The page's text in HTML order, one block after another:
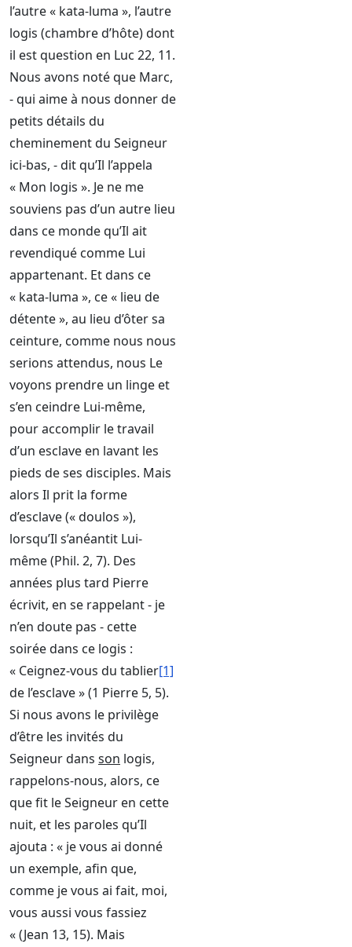
l’autre « kata-luma », l’autre
logis (chambre d’hôte) dont
il est question en Luc 22, 11.
Nous avons noté que Marc,
- qui aime à nous donner de
petits détails du
cheminement du Seigneur
ici-bas, - dit qu’Il l’appela
« Mon logis ». Je ne me
souviens pas d’un autre lieu
dans ce monde qu’Il ait
revendiqué comme Lui
appartenant. Et dans ce
« kata-luma », ce « lieu de
détente », au lieu d’ôter sa
ceinture, comme nous nous
serions attendus, nous Le
voyons prendre un linge et
s’en ceindre Lui-même,
pour accomplir le travail
d’un esclave en lavant les
pieds de ses disciples. Mais
alors Il prit la forme
d’esclave (« doulos »),
lorsqu’Il s’anéantit Lui-
même (Phil. 2, 7). Des
années plus tard Pierre
écrivit, en se rappelant - je
n’en doute pas - cette
soirée dans ce logis :
« Ceignez-vous du tablier[1]
de l’esclave » (1 Pierre 5, 5).
Si nous avons le privilège
d’être les invités du
Seigneur dans son logis,
rappelons-nous, alors, ce
que fit le Seigneur en cette
nuit, et les paroles qu’Il
ajouta : « je vous ai donné
un exemple, afin que,
comme je vous ai fait, moi,
vous aussi vous fassiez
« (Jean 13, 15). Mais